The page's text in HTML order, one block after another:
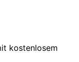
kostenlosem